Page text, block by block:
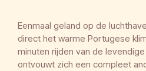
Eenmaal geland op de
direct het warme Portugese
minuten rijden van de
ontvouwt zich een compleet